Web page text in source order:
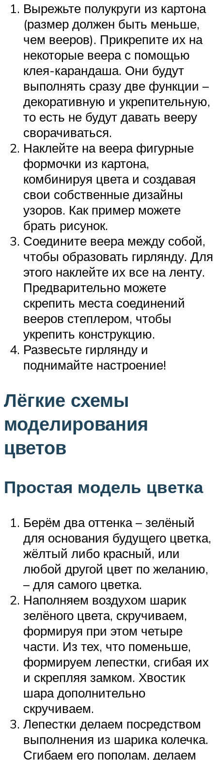
Вырежьте полукруги из картона
(размер должен быть меньше,
чем вееров). Прикрепите их на
некоторые веера с помощью
клея-карандаша. Они будут
выполнять сразу две функции –
декоративную и укрепительную,
то есть не будут давать вееру
сворачиваться.
Наклейте на веера фигурные
формочки из картона,
комбинируя цвета и создавая
свои собственные дизайны
узоров. Как пример можете
брать рисунок.
Соедините веера между собой,
чтобы образовать гирлянду. Для
этого наклейте их все на ленту.
Предварительно можете
скрепить места соединений
вееров степлером, чтобы
укрепить конструкцию.
Развесьте гирлянду и
поднимайте настроение!
Лёгкие схемы
моделирования
цветов
Простая модель цветка
Берём два оттенка – зелёный
для основания будущего цветка,
жёлтый либо красный, или
любой другой цвет по желанию,
– для самого цветка.
Наполняем воздухом шарик
зелёного цвета, скручиваем,
формируя при этом четыре
части. Из тех, что поменьше,
формируем лепестки, сгибая их
и скрепляя замком. Хвостик
шара дополнительно
скручиваем.
Лепестки делаем посредством
выполнения из шарика колечка.
Сгибаем его пополам, делаем